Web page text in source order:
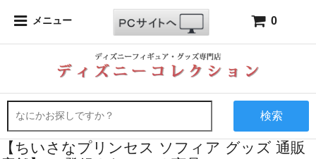
メニュー 0
検索
【ちいさなプリンセス ソフィア グッズ 通販